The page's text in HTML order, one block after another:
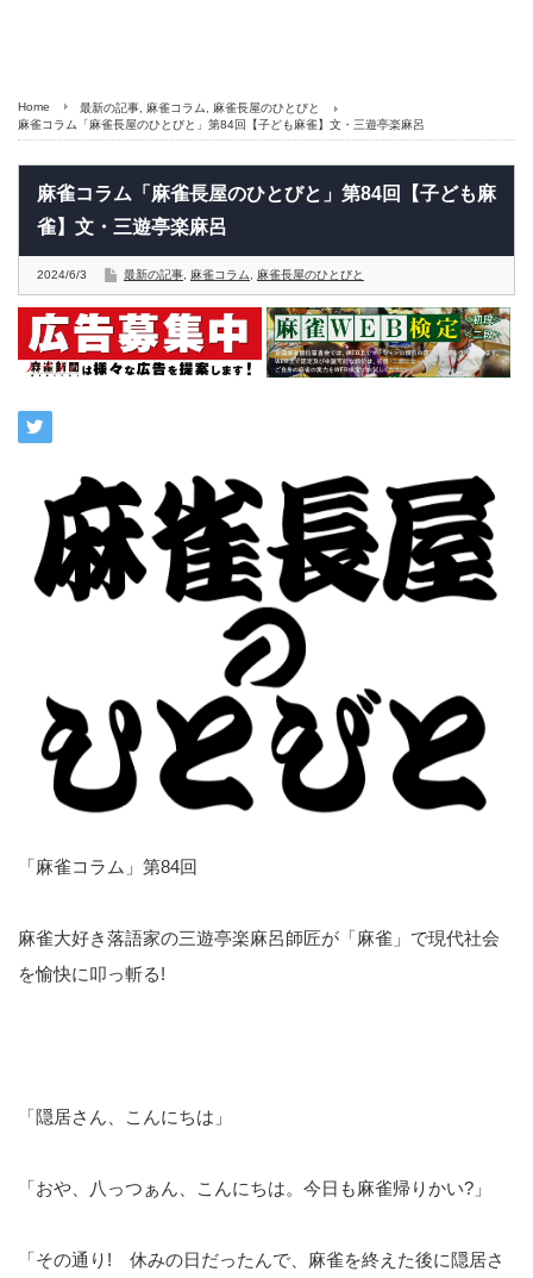
Home 最新の記事 麻雀コラム
麻雀長屋のひとびと
麻雀コラム「麻雀長屋のひとびと」第84回【子ども麻雀】文・三遊亭楽麻呂
麻雀コラム「麻雀長屋のひとびと」第84回【子ども麻
雀】文・三遊亭楽麻呂
2024/6/3 最新の記事 麻雀コラム 麻雀長屋のひとびと
「麻雀コラム」第84回
麻雀大好き落語家の三遊亭楽麻呂師匠が「麻雀」で現代社会
を愉快に叩っ斬る!
「隠居さん、こんにちは」
「おや、八っつぁん、こんにちは。今日も麻雀帰りかい?」
「その通り! 休みの日だったんで、麻雀を終えた後に隠居さ